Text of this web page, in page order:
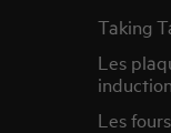
Taking
Les
induction
Les